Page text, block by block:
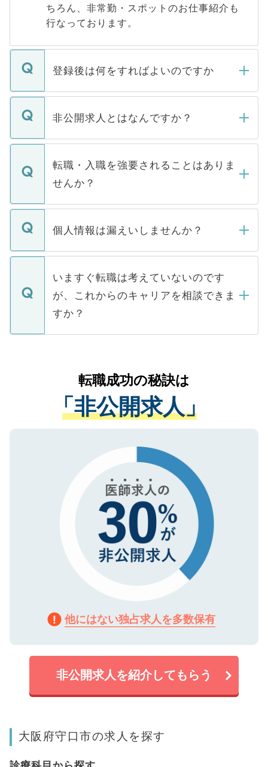
ちろん、非常勤・スポットのお仕事紹介も
行なっております。
登録後は何をすればよいのですか
ご登録いただきましたら、弊社担当者がご
登録内容を確認し、その後メールもしくは
ます。通常、5営業日以内にはご連絡をせて
いただきますので、しばらくお待ちくださ
非公開求人とはなんですか？
マイナビDOCTORで取り扱っている求人の
うち約3割は、Webサイトからご覧いただ
けない「非公開求人」です。非公開求人は
下記の理由によって、一般には公開してい
ません。
■応募殺到を避けるため 人気のある医療機
関を公にしてしまうと、応募が殺到する場
に、医療機関が求める条件に合った人材の
みを人材紹介会社に依頼するケースが増え
ています。
転職・入職を強要されることはありま
せんか？
転職・入職を強要することは一切ありませ
ん。また、仮に応募先から内定をいただい
定を承諾する必要はありません。内定先へ
の辞退の連絡はキャリアパートナーが行い
個人情報は漏えいしませんか？
個人情報が漏えいすることはありませんの
で、ご安心ください。当サイトからの登録
などで収集したご登録者様の個人情報は、
ご本人のキャリアアップおよび転職活動の
支援を目的に使用いたします。お預かりし
ているすべての個人データはご本人の許可
は、個人情報の取り扱いについての厳密な
管理基準を満たした事業者のみに付与され
る、プライバシーマークを取得済みです。
で、機密保持に関してもご安心ください。
いますぐ転職は考えていないのです
が、これからのキャリアを相談できま
すか？
かがいして、現在の医療機関の状況や紹介
経験をまじえながら、適切なアドバイスを
させていただきます。すぐにご転職をされ
ない方には、長期的なサポートが可能です
ので、まずはご登録ください。
転職成功の秘訣は
「非公開求人」
他にはない独占求人を多数保有
非公開求人を紹介してもらう
大阪府守口市の求人を探す